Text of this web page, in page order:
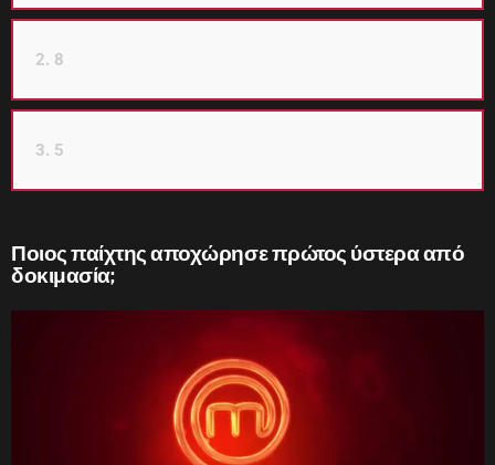
2. 8
3. 5
Ποιος παίχτης αποχώρησε πρώτος ύστερα από
δοκιμασία;